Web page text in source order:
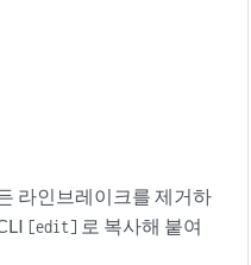
라인브레이크를 제거하
[edit] 로 복사해 붙여